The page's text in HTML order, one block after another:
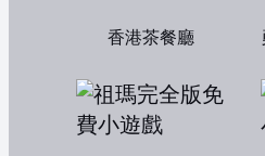
香港茶餐廳